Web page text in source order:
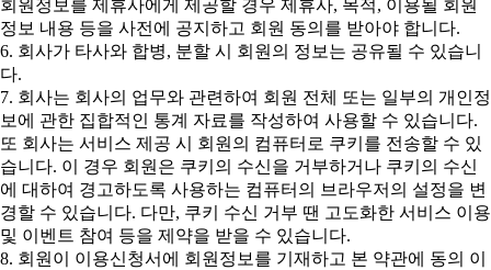
회원정보를 제휴사에게 제공할 경우 제휴사, 목적, 이용될 회원
정보 내용 등을 사전에 공지하고 회원 동의를 받아야 합니다.
6. 회사가 타사와 합병, 분할 시 회원의 정보는 공유될 수 있습니
다.
7. 회사는 회사의 업무와 관련하여 회원 전체 또는 일부의 개인정
보에 관한 집합적인 통계 자료를 작성하여 사용할 수 있습니다.
또 회사는 서비스 제공 시 회원의 컴퓨터로 쿠키를 전송할 수 있
습니다. 이 경우 회원은 쿠키의 수신을 거부하거나 쿠키의 수신
에 대하여 경고하도록 사용하는 컴퓨터의 브라우저의 설정을 변
경할 수 있습니다. 다만, 쿠키 수신 거부 땐 고도화한 서비스 이용
및 이벤트 참여 등을 제약을 받을 수 있습니다.
8. 회원이 이용신청서에 회원정보를 기재하고 본 약관에 동의 이